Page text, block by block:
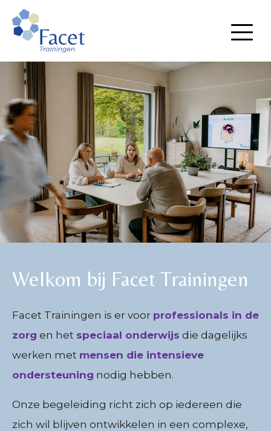
Welkom bij Facet Trainingen
Facet Trainingen is er voor professionals in de
zorg en het speciaal onderwijs die dagelijks
werken met mensen die intensieve
ondersteuning nodig hebben.
Onze begeleiding richt zich op iedereen die
zich wil blijven ontwikkelen in een complexe,